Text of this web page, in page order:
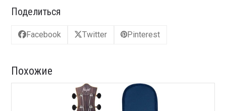
Поделиться
Facebook Twitter Pinterest
Похожие